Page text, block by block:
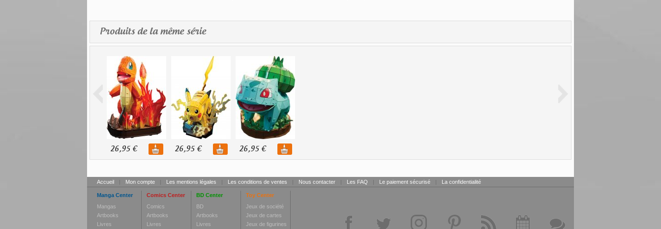
Produits de la même série
26,95 € 26,95 € 26,95 €
Accueil | Mon compte | Les mentions légales | Les conditions de ventes | Nous contacter | Les FAQ | Le paiement sécurisé | La confidentialité
Manga Center
Mangas
Artbooks
Livres
Comics Center
Comics
Artbooks
Livres
BD Center
BD
Artbooks
Livres
Toy Center
Jeux de société
Jeux de cartes
Jeux de figurines